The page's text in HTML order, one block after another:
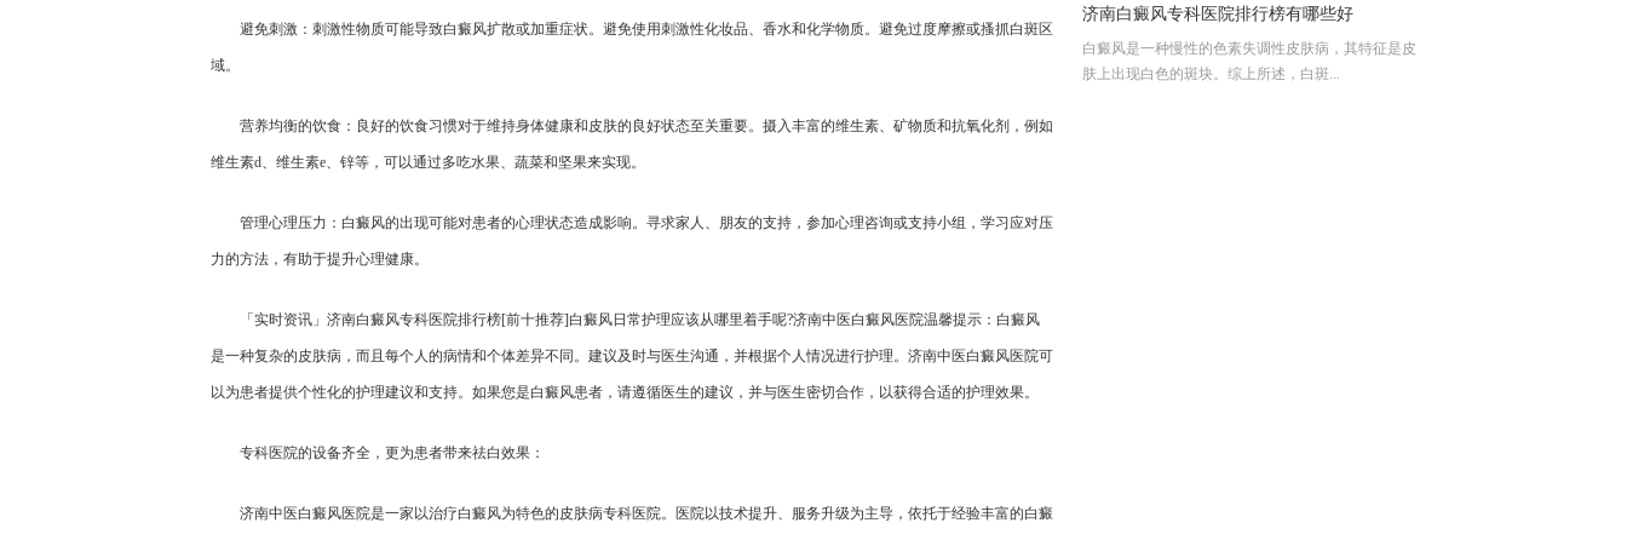
避免刺激：刺激性物质可能导致白癜风扩散或加重症状。避免使用刺激性化妆品、香水和化学物质。避免过度摩擦或搔抓白斑区
域。
营养均衡的饮食：良好的饮食习惯对于维持身体健康和皮肤的良好状态至关重要。摄入丰富的维生素、矿物质和抗氧化剂，例如
维生素d、维生素e、锌等，可以通过多吃水果、蔬菜和坚果来实现。
管理心理压力：白癜风的出现可能对患者的心理状态造成影响。寻求家人、朋友的支持，参加心理咨询或支持小组，学习应对压
力的方法，有助于提升心理健康。
「实时资讯」济南白癜风专科医院排行榜[前十推荐]白癜风日常护理应该从哪里着手呢?济南中医白癜风医院温馨提示：白癜风
是一种复杂的皮肤病，而且每个人的病情和个体差异不同。建议及时与医生沟通，并根据个人情况进行护理。济南中医白癜风医院可
以为患者提供个性化的护理建议和支持。如果您是白癜风患者，请遵循医生的建议，并与医生密切合作，以获得合适的护理效果。
专科医院的设备齐全，更为患者带来祛白效果：
济南中医白癜风医院是一家以治疗白癜风为特色的皮肤病专科医院。医院以技术提升、服务升级为主导，依托于经验丰富的白癜
济南白癜风专科医院排行榜有哪些好
白癜风是一种慢性的色素失调性皮肤病，其特征是皮
肤上出现白色的斑块。综上所述，白斑...